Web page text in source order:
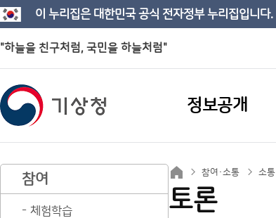
이 누리집은 대한민국 공식 전자정부 누리집입니다.
"하늘을 친구처럼, 국민을 하늘처럼"
정보공개
참여
체험학습
참여·소통 소통
토론